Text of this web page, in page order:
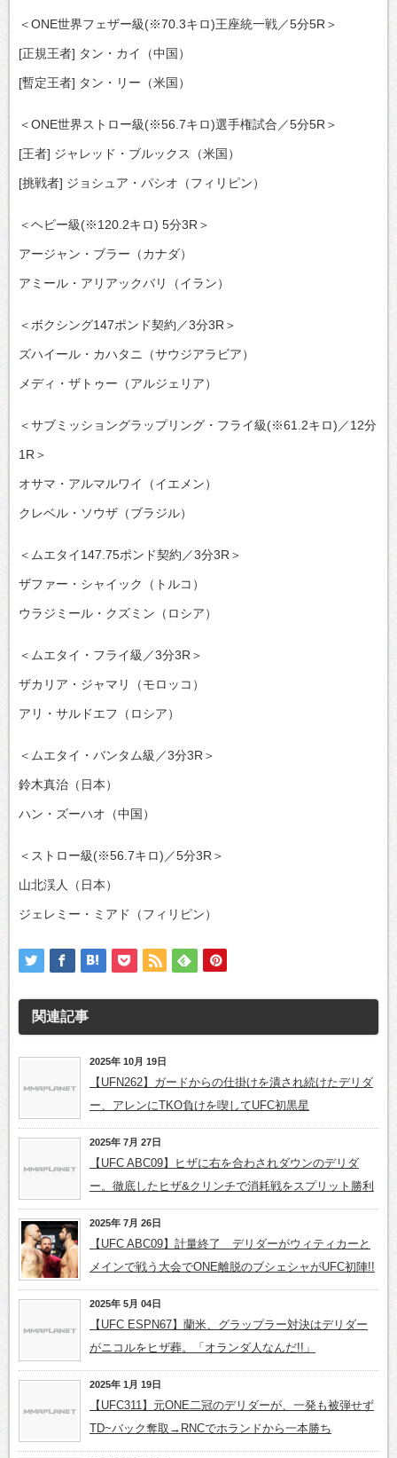
＜ONE世界フェザー級(※70.3キロ)王座統一戦／5分5R＞
[正規王者] タン・カイ（中国）
[暫定王者] タン・リー（米国）
＜ONE世界ストロー級(※56.7キロ)選手権試合／5分5R＞
[王者] ジャレッド・ブルックス（米国）
[挑戦者] ジョシュア・パシオ（フィリピン）
＜ヘビー級(※120.2キロ) 5分3R＞
アージャン・ブラー（カナダ）
アミール・アリアックバリ（イラン）
＜ボクシング147ポンド契約／3分3R＞
ズハイール・カハタニ（サウジアラビア）
メディ・ザトゥー（アルジェリア）
＜サブミッショングラップリング・フライ級(※61.2キロ)／12分
1R＞
オサマ・アルマルワイ（イエメン）
クレベル・ソウザ（ブラジル）
＜ムエタイ147.75ポンド契約／3分3R＞
ザファー・シャイック（トルコ）
ウラジミール・クズミン（ロシア）
＜ムエタイ・フライ級／3分3R＞
ザカリア・ジャマリ（モロッコ）
アリ・サルドエフ（ロシア）
＜ムエタイ・バンタム級／3分3R＞
鈴木真治（日本）
ハン・ズーハオ（中国）
＜ストロー級(※56.7キロ)／5分3R＞
山北渓人（日本）
ジェレミー・ミアド（フィリピン）
関連記事
2025年 10月 19日
【UFN262】ガードからの仕掛けを潰され続けたデリダ
ー、アレンにTKO負けを喫してUFC初黒星
2025年 7月 27日
【UFC ABC09】ヒザに右を合わされダウンのデリダ
ー。徹底したヒザ&クリンチで消耗戦をスプリット勝利
2025年 7月 26日
【UFC ABC09】計量終了 デリダーがウィティカーと
メインで戦う大会でONE離脱のブシェシャがUFC初陣!!
2025年 5月 04日
【UFC ESPN67】蘭米、グラップラー対決はデリダー
がニコルをヒザ葬。「オランダ人なんだ!!」
2025年 1月 19日
【UFC311】元ONE二冠のデリダーが、一発も被弾せず
TD~バック奪取→RNCでホランドから一本勝ち